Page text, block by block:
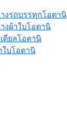
งรถบรรทุกโอตานิ
งผ้าใบโอตานิ
ดียลโอตานิ
ใบโอตานิ